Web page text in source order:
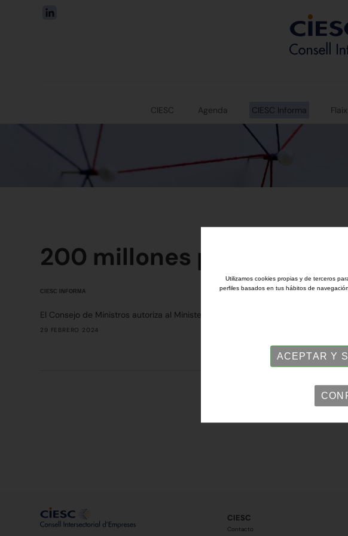
CIESC Agenda CIESC Informa
200 millones para la
CIESC INFORMA
El Consejo de Ministros autoriza al Ministerio de Transportes a elevar el gasto
29 FEBRERO 2024
CIESC
Contacto
Utilizamos cookies propias y de terceros
perfiles basados en tus hábitos de
ACEPTAR Y